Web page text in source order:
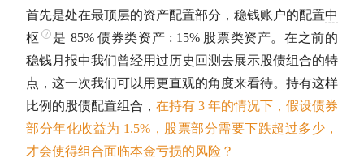
首先是处在最顶层的资产配置部分，稳钱账户的配置中
枢
是 85% 债券类资产 : 15% 股票类资产。在之前的
稳钱月报中我们曾经用过历史回测去展示股债组合的特
点，这一次我们可以用更直观的角度来看待。持有这样
比例的股债配置组合， 在持有 3 年的情况下，假设债券
部分年化收益为 1.5%，股票部分需要下跌超过多少，
才会使得组合面临本金亏损的风险？